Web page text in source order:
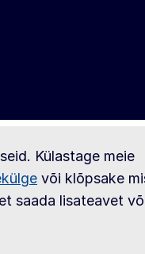
Külastage meie
või klõpsake
saada lisateavet